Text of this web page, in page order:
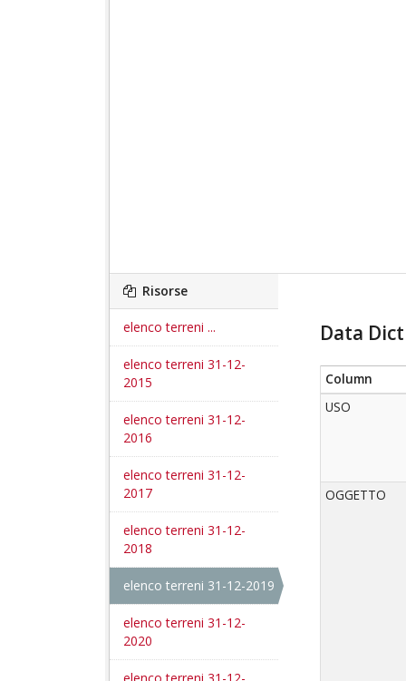
Risorse
elenco terreni ...
elenco terreni 31-12-
2015
elenco terreni 31-12-
2016
elenco terreni 31-12-
2017
elenco terreni 31-12-
2018
elenco terreni 31-12-2019
elenco terreni 31-12-
2020
elenco terreni 31-12-
Data
Column
USO
OGGETTO